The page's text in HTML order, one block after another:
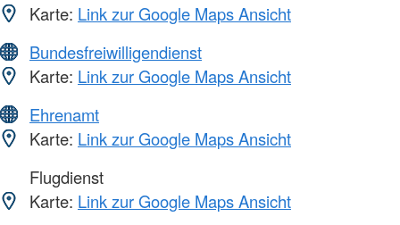
Karte: Link zur Google Maps Ansicht
Bundesfreiwilligendienst
Karte: Link zur Google Maps Ansicht
Ehrenamt
Karte: Link zur Google Maps Ansicht
Flugdienst
Karte: Link zur Google Maps Ansicht